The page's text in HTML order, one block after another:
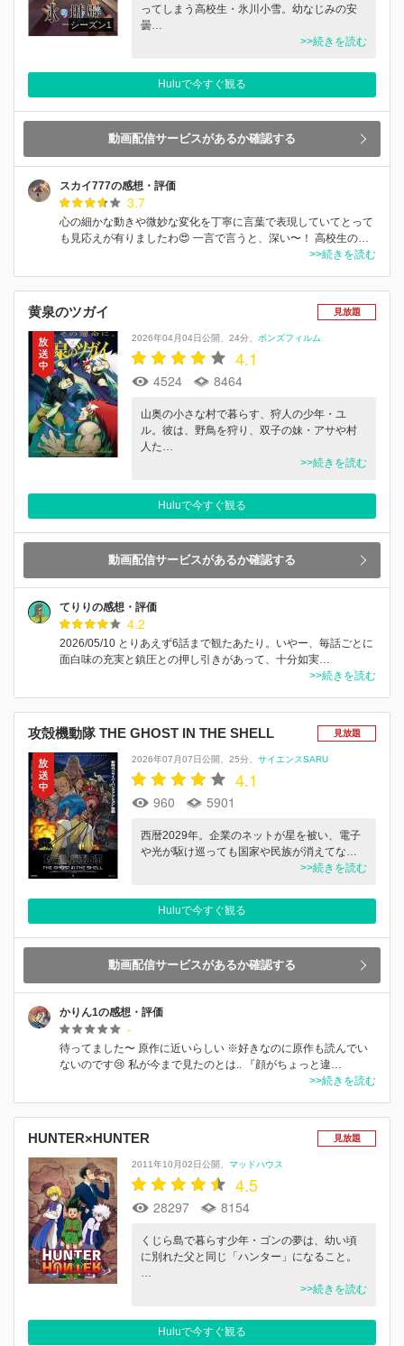
シーズン1
ってしまう高校生・氷川小雪。幼なじみの安
曇…
>>続きを読む
Huluで今すぐ観る
動画配信サービスがあるか確認する
スカイ777の感想・評価
3.7
心の細かな動きや微妙な変化を丁寧に言葉で表現していてとって
も見応えが有りましたわ😍 一言で言うと、深い〜！ 高校生の…
>>続きを読む
黄泉のツガイ 見放題
2026年04月04日公開 24分 ボンズフィルム
4.1
4524 8464
山奥の小さな村で暮らす、狩人の少年・ユ
ル。彼は、野鳥を狩り、双子の妹・アサや村
人た…
>>続きを読む
Huluで今すぐ観る
動画配信サービスがあるか確認する
てりりの感想・評価
4.2
2026/05/10 とりあえず6話まで観たあたり。いやー、毎話ごとに
面白味の充実と鎮圧との押し引きがあって、十分如実…
>>続きを読む
攻殻機動隊 THE GHOST IN THE SHELL 見放題
2026年07月07日公開 25分 サイエンスSARU
4.1
960 5901
西暦2029年。企業のネットが星を被い、電子
や光が駆け巡っても国家や民族が消えてな…
>>続きを読む
Huluで今すぐ観る
動画配信サービスがあるか確認する
かりん1の感想・評価
-
待ってました〜 原作に近いらしい ※好きなのに原作も読んでい
ないのです😢 私が今まで見たのとは.. 『顔がちょっと違…
>>続きを読む
HUNTER×HUNTER 見放題
2011年10月02日公開 マッドハウス
4.5
28297 8154
くじら島で暮らす少年・ゴンの夢は、幼い頃
に別れた父と同じ「ハンター」になること。
>>続きを読む
Huluで今すぐ観る